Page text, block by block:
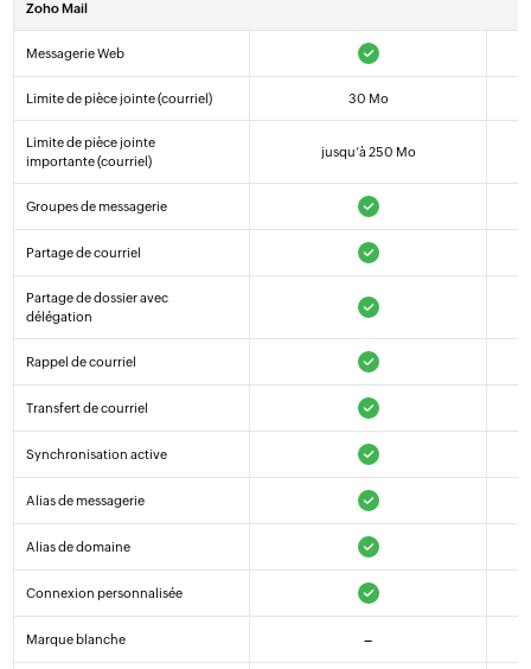
Zoho Mail
Messagerie Web
Limite de pièce jointe (courriel) 30 Mo
Limite de pièce jointe
importante (courriel)
jusqu’à 250 Mo
Groupes de messagerie
Partage de courriel
Partage de dossier avec
délégation
Rappel de courriel
Transfert de courriel
Synchronisation active
Alias de messagerie
Alias de domaine
Connexion personnalisée
Marque blanche –